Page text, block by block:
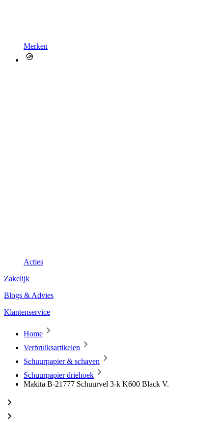
Merken
Acties
Zakelijk
Blogs & Advies
Klantenservice
Home
Verbruiksartikelen
Schuurpapier & schaven
Schuurpapier driehoek
Makita B-21777 Schuurvel 3-k K600 Black V.